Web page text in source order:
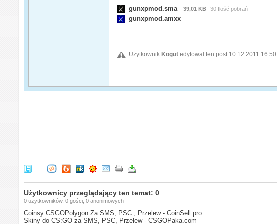
gunxpmod.sma 39,01 KB 30 Ilość pobrań
gunxpmod.amxx
UżytkownikKogut edytował ten post 10.12.2011 16:50
Użytkownicy przeglądający ten temat: 0
0 użytkowników, 0 gości, 0 anonimowych
Coinsy CSGOPolygon Za SMS, PSC , Przelew - CoinSell.pro
Skiny do CS:GO za SMS, PSC, Przelew - CSGOPaka.com